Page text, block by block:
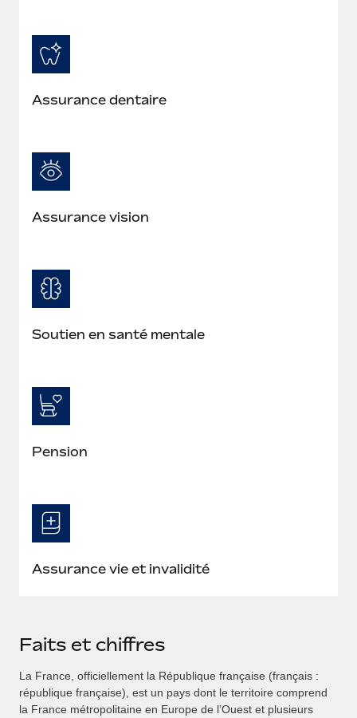
Assurance dentaire
Assurance vision
Soutien en santé mentale
Pension
Assurance vie et invalidité
Faits et chiffres
La France, officiellement la République française (français :
république française), est un pays dont le territoire comprend
la France métropolitaine en Europe de l’Ouest et plusieurs